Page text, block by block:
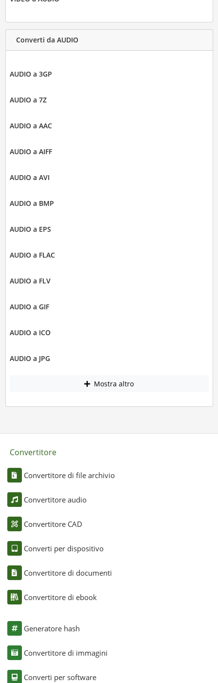
Converti da AUDIO
AUDIO a 3GP
AUDIO a 7Z
AUDIO a AAC
AUDIO a AIFF
AUDIO a AVI
AUDIO a BMP
AUDIO a EPS
AUDIO a FLAC
AUDIO a FLV
AUDIO a GIF
AUDIO a ICO
AUDIO a JPG
Mostra altro
Convertitore
Convertitore di file archivio
Convertitore audio
Convertitore CAD
Converti per dispositivo
Convertitore di documenti
Convertitore di ebook
Generatore hash
Convertitore di immagini
Converti per software